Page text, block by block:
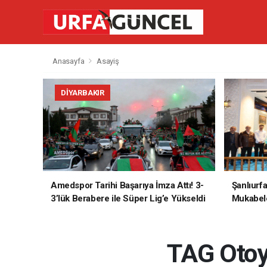
Anasayfa Asayiş
DIYARBAKIR
Amedspor Tarihi Başarıya İmza Attı! 3-
3’lük Berabere ile Süper Lig’e Yükseldi
TAG